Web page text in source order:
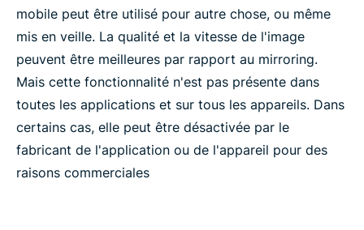
Pourquoi utiliser ExpressVPN ?
Pourquoi les amateurs de streaming vidéo aiment
ExpressVPN
Essayez le casting ou le screen mirroring avec un
VPN dès aujourd'hui, sans risque
mobile peut être utilisé pour autre chose, ou même
mis en veille. La qualité et la vitesse de l'image
peuvent être meilleures par rapport au mirroring.
Mais cette fonctionnalité n'est pas présente dans
toutes les applications et sur tous les appareils. Dans
certains cas, elle peut être désactivée par le
fabricant de l'application ou de l'appareil pour des
raisons commerciales